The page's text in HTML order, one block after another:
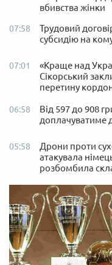
вбивства жінки
07:58
Трудовий
субсидію на
07:01
«Краще над
Сікорський
перетину
06:58
Від 597 до 908
доплачуватиме
05:58
Дрони проти
атакувала
розбомбила